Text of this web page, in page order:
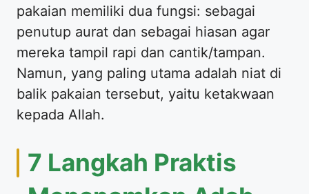
pakaian memiliki dua fungsi: sebagai
penutup aurat dan sebagai hiasan agar
mereka tampil rapi dan cantik/tampan.
Namun, yang paling utama adalah niat di
balik pakaian tersebut, yaitu ketakwaan
kepada Allah.
​7 Langkah Praktis